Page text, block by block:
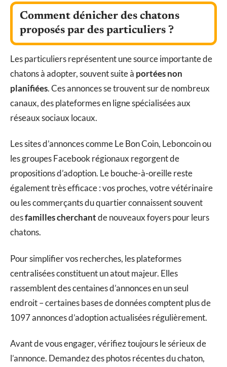
Comment dénicher des chatons
proposés par des particuliers ?
Les particuliers représentent une source importante de
chatons à adopter, souvent suite à portées non
planifiées. Ces annonces se trouvent sur de nombreux
canaux, des plateformes en ligne spécialisées aux
réseaux sociaux locaux.
Les sites d’annonces comme Le Bon Coin, Leboncoin ou
les groupes Facebook régionaux regorgent de
propositions d’adoption. Le bouche-à-oreille reste
également très efficace : vos proches, votre vétérinaire
ou les commerçants du quartier connaissent souvent
desfamilles cherchantde nouveaux foyers pour leurs
chatons.
Pour simplifier vos recherches, les plateformes
centralisées constituent un atout majeur. Elles
rassemblent des centaines d’annonces en un seul
endroit – certaines bases de données comptent plus de
1097 annonces d’adoption actualisées régulièrement.
Avant de vous engager, vérifiez toujours le sérieux de
l’annonce. Demandez des photos récentes du chaton,